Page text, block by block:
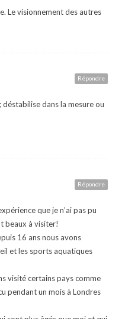
Le visionnement des autres
Répondre
dans la mesure ou
Répondre
que je n’ai pas pu
beaux à visiter!
16 ans nous avons
et les sports aquatiques
visité certains pays comme
pendant un mois à Londres